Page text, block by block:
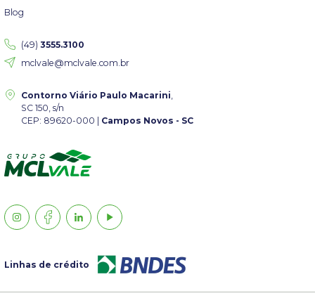
Blog
(49) 3555.3100
mclvale@mclvale.com.br
Contorno Viário Paulo Macarini
SC 150, s/n
CEP: 89620-000 | Campos Novos - SC
Linhas de crédito